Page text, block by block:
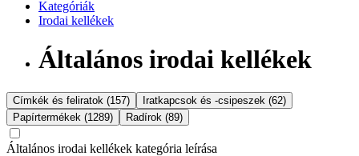
Kategóriák
Irodai kellékek
Általános irodai kellékek
Címkék és feliratok (157)
Iratkapcsok és -csipeszek (62)
Papírtermékek (1289)
Radírok (89)
Általános irodai kellékek kategória leírása